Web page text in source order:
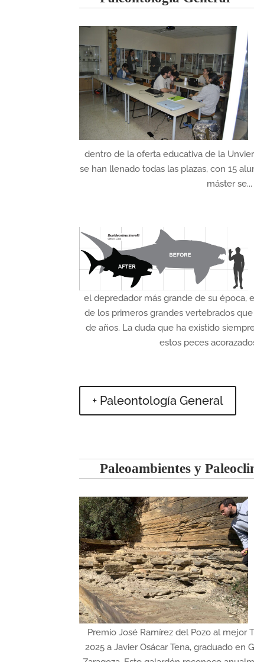
dentro de la oferta educativa de la
se han llenado todas las plazas, con 15
máster se...
el depredador más grande de su época,
de los primeros grandes vertebrados
de años. La duda que ha existido
estos peces
+ Paleontología General
Paleoambientes y
Premio José Ramírez del Pozo al mejor
2025 a Javier Osácar Tena, graduado en